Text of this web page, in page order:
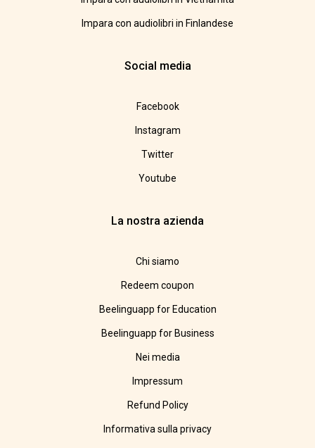
Impara con audiolibri in Finlandese
Social media
Facebook
Instagram
Twitter
Youtube
La nostra azienda
Chi siamo
Redeem coupon
Beelinguapp for Education
Beelinguapp for Business
Nei media
Impressum
Refund Policy
Informativa sulla privacy